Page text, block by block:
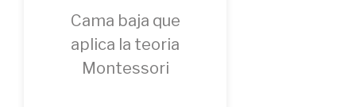
Cama baja que
aplica la teoria
Montessori